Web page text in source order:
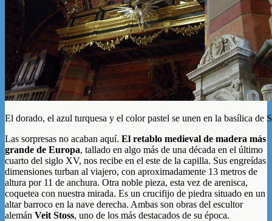
El dorado, el azul turquesa y el color pastel se unen en la basílica de
Las sorpresas no acaban aquí. El retablo medieval de madera más
grande de Europa, tallado en algo más de una década en el último
cuarto del siglo XV, nos recibe en el este de la capilla. Sus engreídas
dimensiones turban al viajero, con aproximadamente 13 metros de
altura por 11 de anchura. Otra noble pieza, esta vez de arenisca,
coquetea con nuestra mirada. Es un crucifijo de piedra situado en un
altar barroco en la nave derecha. Ambas son obras del escultor
alemán Veit Stoss, uno de los más destacados de su época.